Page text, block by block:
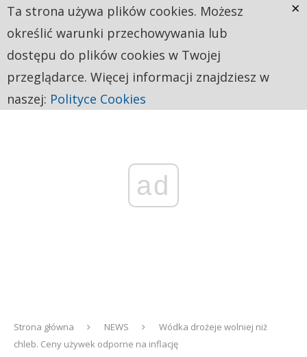
ad
Strona główna NEWS
Wódka drożeje wolniej niż
chleb. Ceny używek odporne na inflację
Ta strona używa plików cookies. Możesz
określić warunki przechowywania lub
dostępu do plików cookies w Twojej
przeglądarce. Więcej informacji znajdziesz w
naszej: Polityce Cookies
×